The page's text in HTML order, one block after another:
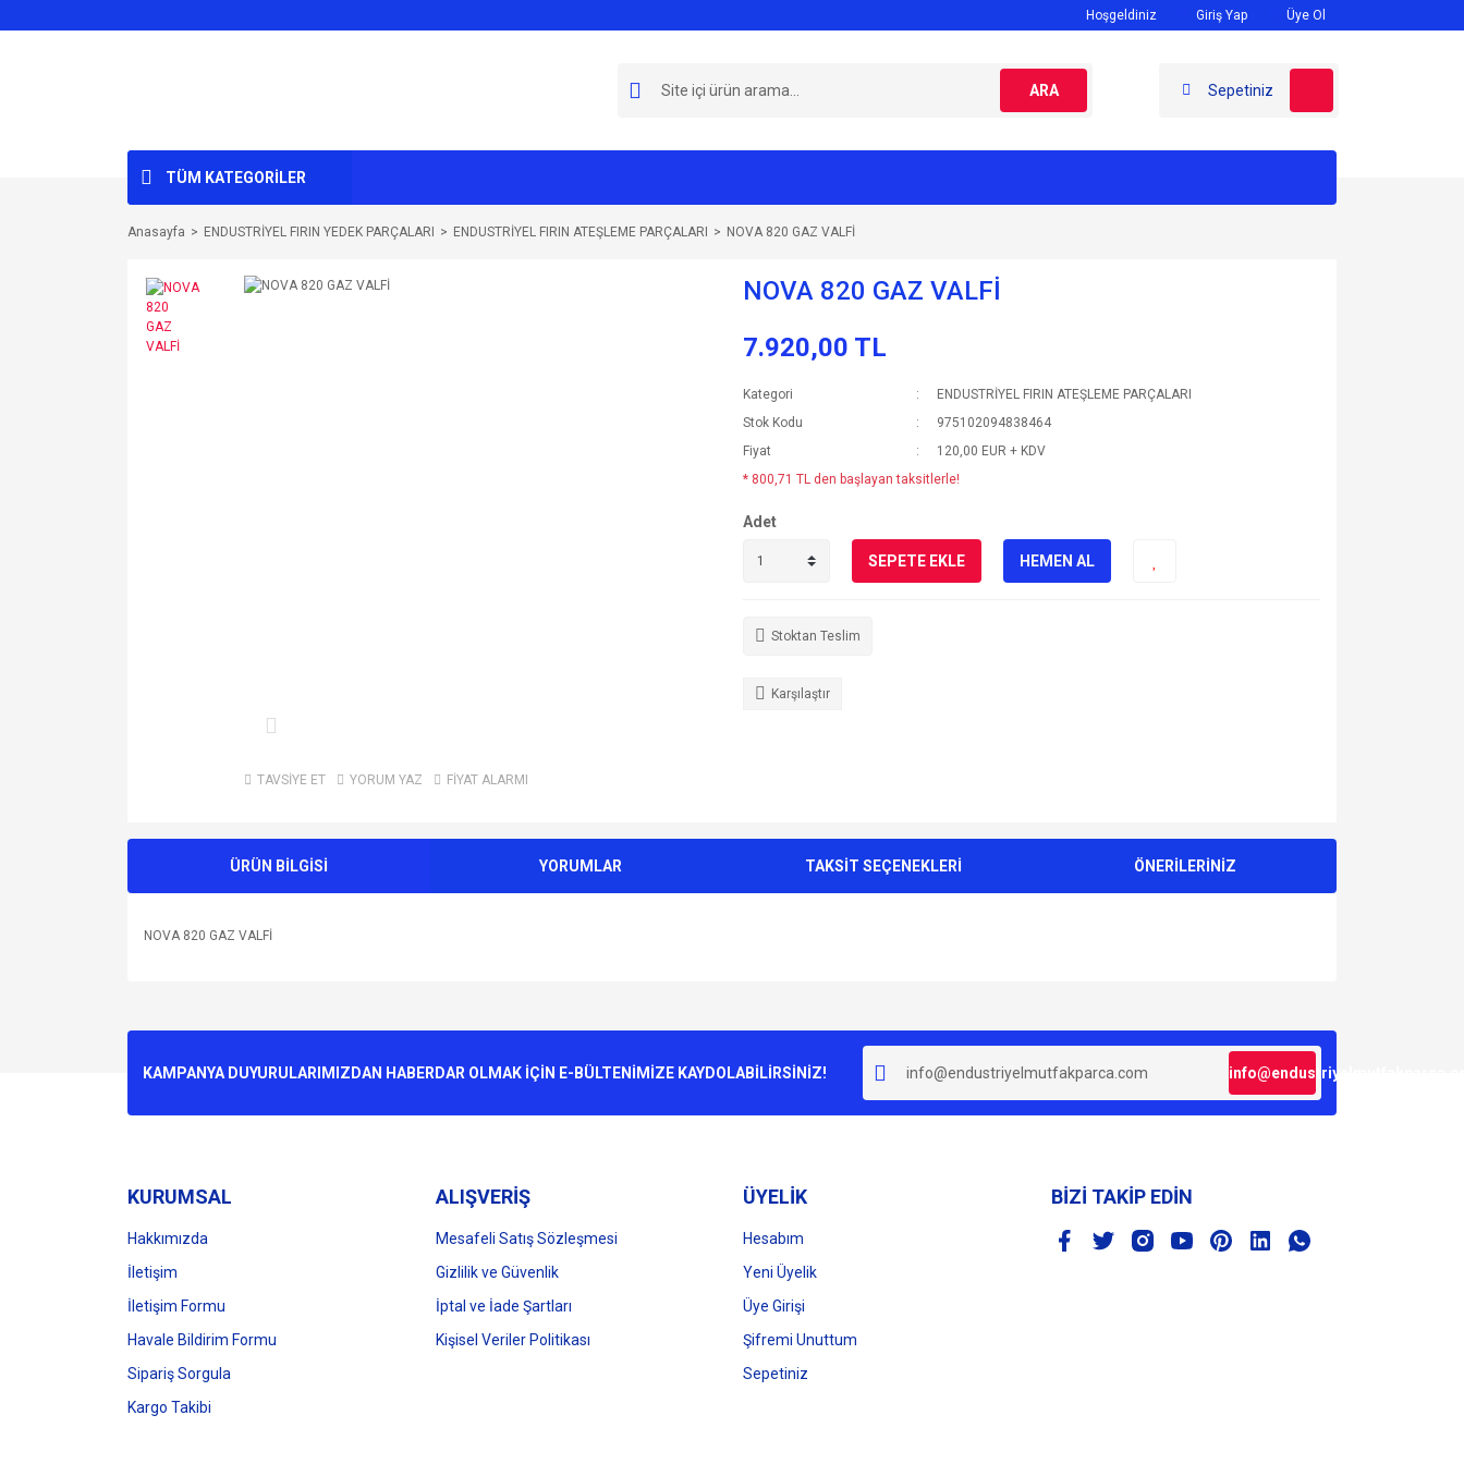
Hoşgeldiniz Giriş Yap Üye Ol
ARA Sepetiniz
TÜM KATEGORİLER
Anasayfa ENDUSTRİYEL FIRIN YEDEK PARÇALARI ENDUSTRİYEL FIRIN ATEŞLEME PARÇALARI NOVA 820 GAZ VALFİ
TAVSİYE ET YORUM YAZ FİYAT ALARMI
NOVA 820 GAZ VALFİ
7.920,00 TL
Kategori
ENDUSTRİYEL FIRIN ATEŞLEME PARÇALARI
Stok Kodu
975102094838464
Fiyat
120,00 EUR + KDV
* 800,71 TL den başlayan taksitlerle!
Adet
SEPETE EKLE HEMEN AL
Stoktan Teslim
Karşılaştır
ÜRÜN BİLGİSİ YORUMLAR TAKSİT SEÇENEKLERİ ÖNERİLERİNİZ
NOVA 820 GAZ VALFİ
Ürün resmi kalitesiz, bozuk veya görüntülenemiyor.
Bu ürüne benzer farklı alternatifler olmalı.
Gönder
KAMPANYA DUYURULARIMIZDAN HABERDAR OLMAK İÇİN E-BÜLTENİMİZE KAYDOLABİLİRSİNİZ!
KURUMSAL
Hakkımızda
İletişim
İletişim Formu
Havale Bildirim Formu
Sipariş Sorgula
Kargo Takibi
ALIŞVERİŞ
Mesafeli Satış Sözleşmesi
Gizlilik ve Güvenlik
İptal ve İade Şartları
Kişisel Veriler Politikası
ÜYELİK
Hesabım
Yeni Üyelik
Üye Girişi
Şifremi Unuttum
Sepetiniz
BİZİ TAKİP EDİN